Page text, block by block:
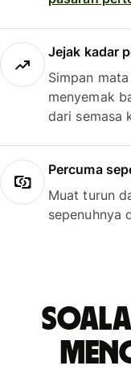
Jejak kadar
Simpan
menyemak
dari semasa
Percuma
Muat turun
sepenuhnya